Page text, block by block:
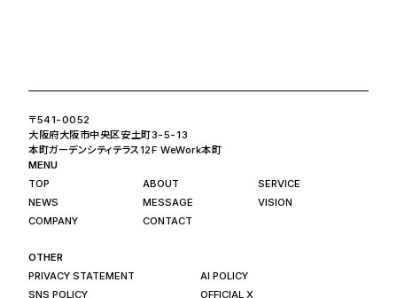
〒541-0052
大阪府大阪市中央区安土町3-5-13
本町ガーデンシティテラス12F WeWork本町
MENU
TOP
ABOUT
SERVICE
NEWS
MESSAGE
VISION
COMPANY
CONTACT
OTHER
PRIVACY STATEMENT
AI POLICY
SNS POLICY
OFFICIAL X